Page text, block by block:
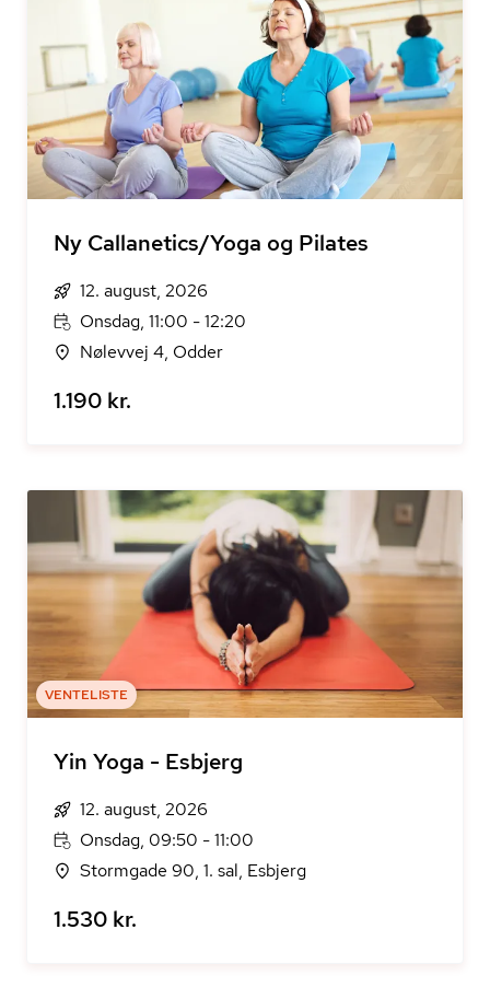
Ny Callanetics/Yoga og Pilates
12. august, 2026
Onsdag, 11:00 - 12:20
Nølevvej 4, Odder
1.190 kr.
VENTELISTE
Yin Yoga - Esbjerg
12. august, 2026
Onsdag, 09:50 - 11:00
Stormgade 90, 1. sal, Esbjerg
1.530 kr.